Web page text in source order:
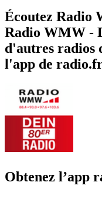
Écoutez Radio
Radio WMW -
d'autres radios
l'app de
Obtenez